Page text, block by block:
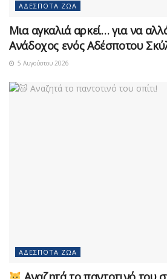
ΑΔΈΣΠΟΤΑ ΖΏΑ
Μια αγκαλιά αρκεί… για να
Ανάδοχος ενός Αδέσποτου
5 Αυγούστου 2026
ΑΔΈΣΠΟΤΑ ΖΏΑ